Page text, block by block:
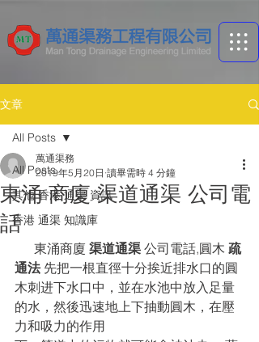
文章
All Posts
其他 香港 通渠 資訊
香港 通渠 ​知識庫
All Posts
東涌 商廈 渠道通渠 公司電
話
萬通渠務
2019年5月20日 讀畢需時 4 分鐘
      東涌商廈
渠道通渠 公司電話,圓木 疏
通法 先把一根直徑十分挨近排水口的圓
木刺进下水口中，並在水池中放入足量
的水，然後迅速地上下抽動圓木，在壓
力和吸力的作用